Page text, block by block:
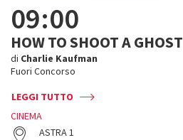
09:00
HOW TO SHOOT A GHOST
di Charlie Kaufman
Fuori Concorso
LEGGI TUTTO
CINEMA
ASTRA 1